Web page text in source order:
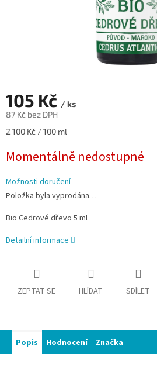
105 Kč / ks
87 Kč bez DPH
Měrná
2 100 Kč / 100 ml
Momentálně nedostupné
Možnosti doručení
Položka byla vyprodána…
Bio Cedrové dřevo 5 ml
Detailní informace
ZEPTAT SE HLÍDAT SDÍLET
Popis Hodnocení Značka